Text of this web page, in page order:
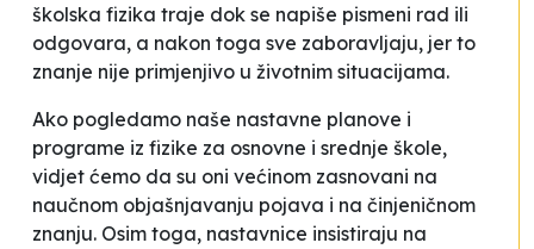
školska fizika traje dok se napiše pismeni rad ili
odgovara, a nakon toga sve zaboravljaju, jer to
znanje nije primjenjivo u životnim situacijama.
Ako pogledamo naše nastavne planove i
programe iz fizike za osnovne i srednje škole,
vidjet ćemo da su oni većinom zasnovani na
naučnom objašnjavanju pojava i na činjeničnom
znanju. Osim toga, nastavnice insistiraju na